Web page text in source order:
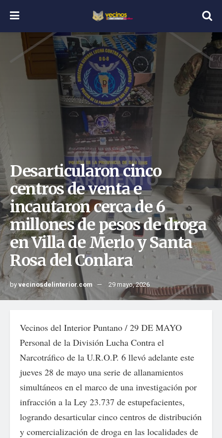
Desarticularon cinco
centros de venta e
incautaron cerca de 6
millones de pesos de droga
en Villa de Merlo y Santa
Rosa del Conlara
byvecinosdelinterior.com 29 mayo, 2026
Vecinos del Interior Puntano / 29 DE MAYO
Personal de la División Lucha Contra el
Narcotráfico de la U.R.O.P. 6 llevó adelante este
jueves 28 de mayo una serie de allanamientos
simultáneos en el marco de una investigación por
infracción a la Ley 23.737 de estupefacientes,
logrando desarticular cinco centros de distribución
y comercialización de droga en las localidades de